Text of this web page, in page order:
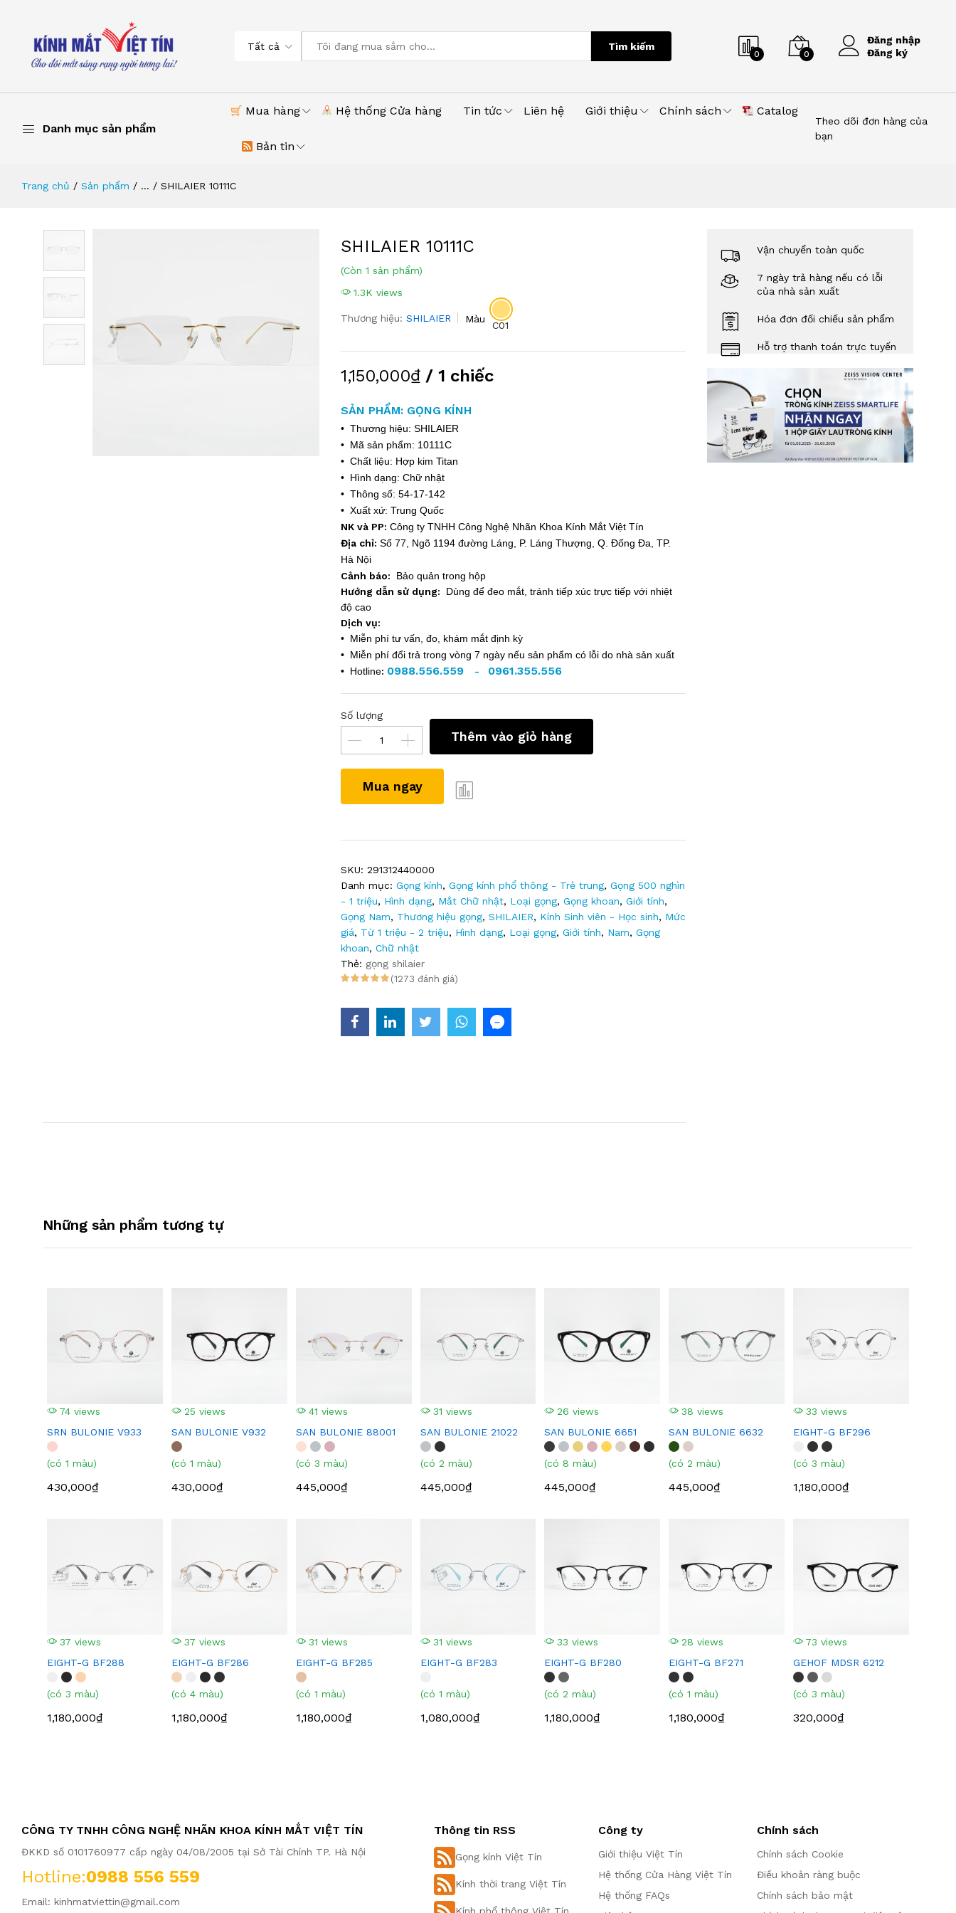
Tất cả Tìm kiếm
0 0
Đăng nhập
Đăng ký
Danh mục sản phẩm
Mua hàng Hệ thống Cửa hàng Tin tức Liên hệ Giới thiệu Chính sách Catalog
Bản tin
Theo dõi đơn hàng của
bạn
Trang chủ Sản phẩm ... SHILAIER 10111C
SHILAIER 10111C
(Còn 1 sản phẩm)
1.3K views
Thương hiệu: SHILAIER Màu
C01
1,150,000₫/ 1 chiếc
SẢN PHẨM: GỌNG KÍNH
• Thương hiệu: SHILAIER
• Mã sản phẩm: 10111C
• Chất liệu: Hợp kim Titan
• Hình dạng: Chữ nhật
• Thông số: 54-17-142
• Xuất xứ: Trung Quốc
NK và PP: Công ty TNHH Công Nghệ Nhãn Khoa Kính Mắt Việt Tín
Địa chỉ: Số 77, Ngõ 1194 đường Láng, P. Láng Thượng, Q. Đống Đa, TP.
Hà Nội
Cảnh báo: Bảo quản trong hộp
Hướng dẫn sử dụng: Dùng để đeo mắt, tránh tiếp xúc trực tiếp với nhiệt
độ cao
Dịch vụ:
• Miễn phí tư vấn, đo, khám mắt định kỳ
• Miễn phí đổi trả trong vòng 7 ngày nếu sản phẩm có lỗi do nhà sản xuất
• Hotline: 0988.556.559 - 0961.355.556
Số lượng
Thêm vào giỏ hàng
Mua ngay
SKU: 291312440000
Danh mục: Gọng kính, Gọng kính phổ thông - Trẻ trung, Gọng 500 nghìn
- 1 triệu, Hình dạng, Mắt Chữ nhật, Loại gọng, Gọng khoan, Giới tính,
Gọng Nam, Thương hiệu gọng, SHILAIER, Kính Sinh viên - Học sinh, Mức
giá, Từ 1 triệu - 2 triệu, Hình dạng, Loại gọng, Giới tính, Nam, Gọng
khoan, Chữ nhật
Thẻ: gọng shilaier
(1273 đánh giá)
Vận chuyển toàn quốc
7 ngày trả hàng nếu có lỗi
của nhà sản xuất
Hóa đơn đối chiếu sản phẩm
Hỗ trợ thanh toán trực tuyến
Những sản phẩm tương tự
74 views
SRN BULONIE V933
(có 1 màu)
430,000₫
25 views
SAN BULONIE V932
(có 1 màu)
430,000₫
41 views
SAN BULONIE 88001
(có 3 màu)
445,000₫
31 views
SAN BULONIE 21022
(có 2 màu)
445,000₫
26 views
SAN BULONIE 6651
(có 8 màu)
445,000₫
38 views
SAN BULONIE 6632
(có 2 màu)
445,000₫
33 views
EIGHT-G BF296
(có 3 màu)
1,180,000₫
37 views
EIGHT-G BF288
(có 3 màu)
1,180,000₫
37 views
EIGHT-G BF286
(có 4 màu)
1,180,000₫
31 views
EIGHT-G BF285
(có 1 màu)
1,180,000₫
31 views
EIGHT-G BF283
(có 1 màu)
1,080,000₫
33 views
EIGHT-G BF280
(có 2 màu)
1,180,000₫
28 views
EIGHT-G BF271
(có 1 màu)
1,180,000₫
73 views
GEHOF MDSR 6212
(có 3 màu)
320,000₫
CÔNG TY TNHH CÔNG NGHỆ NHÃN KHOA KÍNH MẮT VIỆT TÍN
ĐKKD số 0101760977 cấp ngày 04/08/2005 tại Sở Tài Chính TP. Hà Nội
Hotline:0988 556 559
Email: kinhmatviettin@gmail.com
Thông tin RSS
Gọng kính Việt Tín
Kính thời trang Việt Tín
Kính phổ thông Việt Tín
Công ty
Giới thiệu Việt Tín
Hệ thống Cửa Hàng Việt Tín
Hệ thống FAQs
Chính sách
Chính sách Cookie
Điều khoản ràng buộc
Chính sách bảo mật